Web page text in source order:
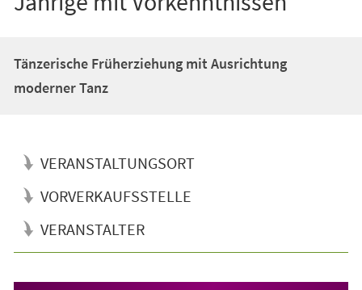
Tänzerische Früherziehung mit Ausrichtung
moderner Tanz
VERANSTALTUNGSORT
VORVERKAUFSSTELLE
VERANSTALTER